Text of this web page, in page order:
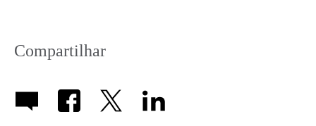
Compartilhar